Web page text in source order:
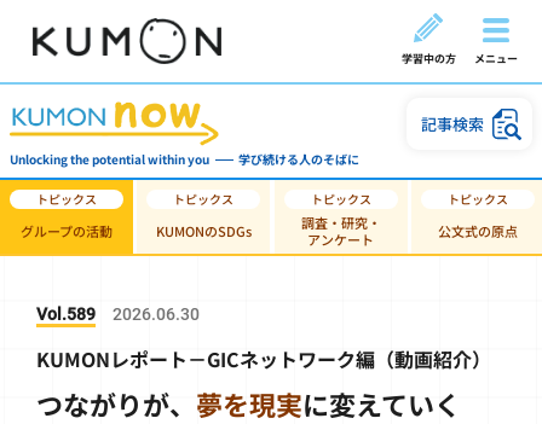
学習中の方 メニュー
Unlocking the potential within you 学び続ける人のそばに
記事検索
グループの活動 KUMONのSDGs
調査・研究・
アンケート
公文式の原点
Vol.589 2026.06.30
KUMONレポート－GICネットワーク編（動画紹介）
つながりが、 夢を現実に変えていく